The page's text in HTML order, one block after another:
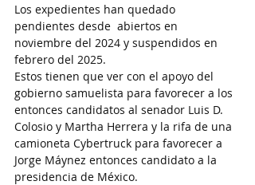
Los expedientes han quedado
pendientes desde  abiertos en
noviembre del 2024 y suspendidos en
febrero del 2025.
Estos tienen que ver con el apoyo del
gobierno samuelista para favorecer a los
entonces candidatos al senador Luis D.
Colosio y Martha Herrera y la rifa de una
camioneta Cybertruck para favorecer a
Jorge Máynez entonces candidato a la
presidencia de México.